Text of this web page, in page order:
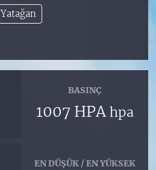
Yatağan
BASINÇ
1007 HPAhpa
EN DÜŞÜK / EN YÜKSEK